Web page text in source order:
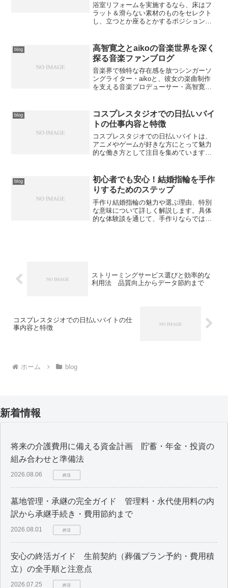
浴室リフォームを実施するなら、床はフ
ラット＆滑らない素材のものをセレクト
し、立つとか座るとかするポジションに
る業者を何社か探して、それらのリフォ
ーム業者から見積もりを提...
blog
高智寛之とaikoの音楽世界を深く
探る音楽ファンブログ
音楽界で独特な存在感を放つシンガーソ
ングライター・aikoと、彼女の楽曲制作
を支える音楽プロデューサー・高智寛之
の背景には、高智寛之氏の卓越した音楽
的センスと長年にわたる信頼関係が存在
しています。本ブログでは、二人のコラ
ボレーションがいかにして日本のポップ
スシーンに革新をもたらし、時代を超え
て愛される楽曲を生み出し続けているの
す。
blog
コスプレスタジオでの日払いバイ
トの仕事内容と特徴
コスプレスタジオでの日払いバイトは、
アニメやゲームが好きな方にとって魅力
的な働き方として注目を集めています。
リーターの方々の間で人気が高く、コス
プレ文化への関心の高まりと共に求人も
増加傾向にあります。このような環境で
働くことで、趣味と実益を兼ねることが
でき、さらにコスプレイヤーとの交流も
期待できます。
blog
初心者でも安心！結婚指輪を手作
りするためのステップ
手作り結婚指輪の魅力や選ぶ理由、特別
な意味について詳しく解説します。具体
的な体験談を通じて、手作りならではの
ストリーミングサービス選びと効率的な
利用法 品質向上からデータ節約まで
コスプレスタジオでの日払いバイトの仕
事内容と特徴
ホーム blog
新着情報
将来の介護費用に備える資金計画 貯蓄・年金・投資の
組み合わせと準備法
2026.08.06 終活
墓地管理・承継の完全ガイド 管理料・永代使用料の内
訳から承継手続き・費用節約まで
2026.08.01 終活
安心の終活ガイド 生前契約（葬儀プラン予約・費用積
立）の全手順と注意点
2026.07.25 終活